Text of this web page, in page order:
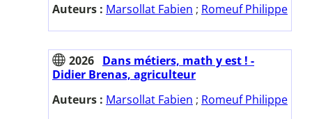
Auteurs : Marsollat Fabien ; Romeuf Philippe
2026 Dans métiers, math y est ! -
Didier Brenas, agriculteur
Auteurs : Marsollat Fabien ; Romeuf Philippe